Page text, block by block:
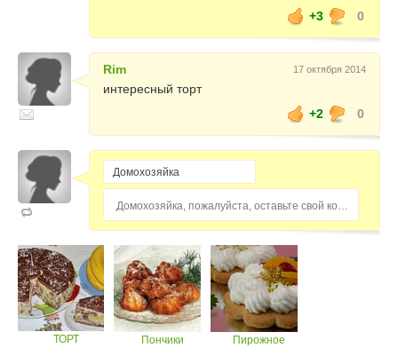
+3
0
Rim 17 октября 2014
интересный торт
+2
0
Домохозяйка, пожалуйста, оставьте свой комментарий...
ТОРТ
Пончики
Пирожное